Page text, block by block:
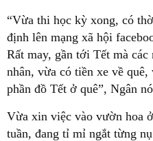
“Vừa thi học kỳ xong, có
định lên mạng xã hội
Rất may, gần tới Tết mà
nhân, vừa có tiền xe về
phần đồ Tết ở quê”, Ngân
Vừa xin việc vào vườn hoa
tuần, đang tỉ mỉ ngắt từng